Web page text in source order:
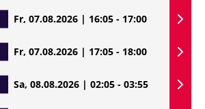
Fr, 07.08.2026 | 16:05 - 17:00
Fr, 07.08.2026 | 17:05 - 18:00
Sa, 08.08.2026 | 02:05 - 03:55